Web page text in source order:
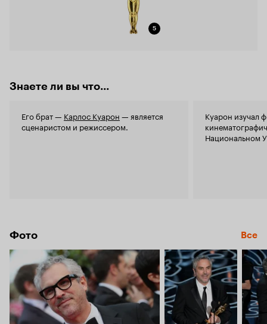
5
Знаете ли вы что...
Его брат — Карлос Куарон — является
сценаристом и режиссером.
Куарон изучал
Национальном
Фото Все